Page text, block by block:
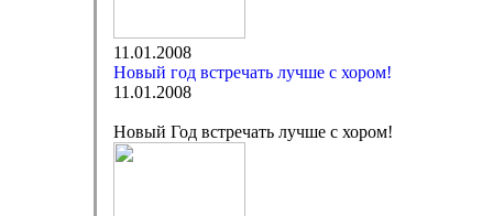
11.01.2008
Новый год встречать лучше с хором!
11.01.2008
Новый Год встречать лучше с хором!